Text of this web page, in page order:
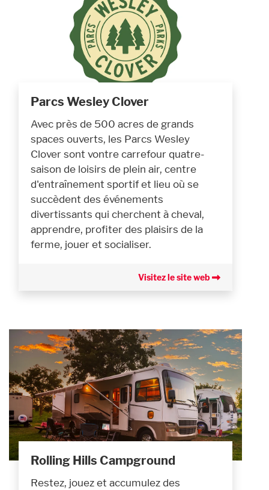
Parcs Wesley Clover
Avec près de 500 acres de grands
spaces ouverts, les Parcs Wesley
Clover sont vontre carrefour quatre-
saison de loisirs de plein air, centre
d'entraînement sportif et lieu où se
succèdent des événements
divertissants qui cherchent à cheval,
apprendre, profiter des plaisirs de la
ferme, jouer et socialiser.
Visitez le site web
Rolling Hills Campground
Restez, jouez et accumulez des